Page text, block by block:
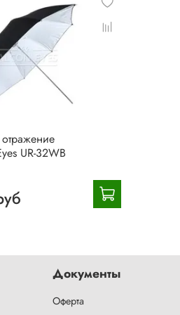
UR-32WB
Документы
Оферта